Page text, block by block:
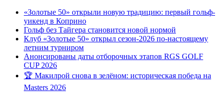
«Золотые 50» открыли новую традицию: первый гольф-
уикенд в Коприно
Гольф без Тайгера становится новой нормой
Клуб «Золотые 50» открыл сезон-2026 по-настоящему
летним турниром
Анонсированы даты отборочных этапов RGS GOLF
CUP 2026
🏆 Макилрой снова в зелёном: историческая победа на
Masters 2026